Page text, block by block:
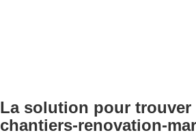
La solution pour trouver
chantiers-renovation-